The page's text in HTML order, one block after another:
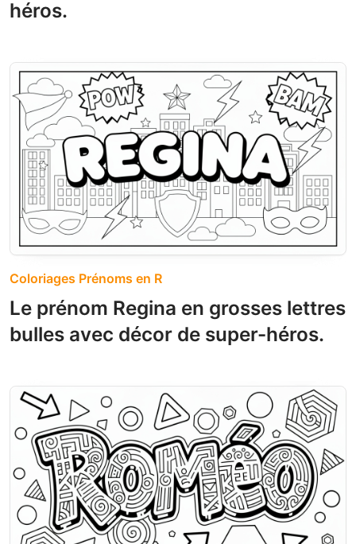
héros.
Coloriages Prénoms en R
Le prénom Regina en grosses lettres
bulles avec décor de super-héros.